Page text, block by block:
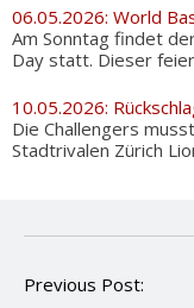
06.05.2026: World
Am Sonntag findet
Day statt. Dieser
10.05.2026:
Die Challengers
Stadtrivalen Zürich
P
Previous Post: